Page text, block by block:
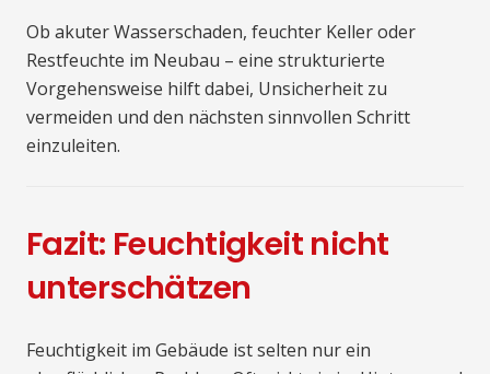
Ob akuter Wasserschaden, feuchter Keller oder
Restfeuchte im Neubau – eine strukturierte
Vorgehensweise hilft dabei, Unsicherheit zu
vermeiden und den nächsten sinnvollen Schritt
einzuleiten.
Fazit: Feuchtigkeit nicht
unterschätzen
Feuchtigkeit im Gebäude ist selten nur ein